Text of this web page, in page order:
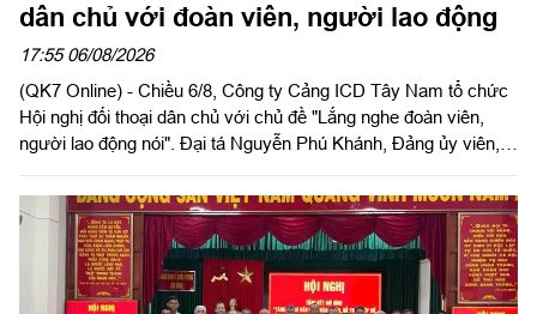
dân chủ với đoàn viên, người lao động
17:55 06/08/2026
(QK7 Online) - Chiều 6/8, Công ty Cảng ICD Tây Nam tổ chức
Hội nghị đối thoại dân chủ với chủ đề "Lắng nghe đoàn viên,
người lao động nói". Đại tá Nguyễn Phú Khánh, Đảng ủy viên,
Thượng tá Nguyễn Ngọc Khánh, Giám đốc Công ty Cảng ICD
Tây Nam chủ trì hội nghị. Dự hội nghị có Đại tá Phạm Thị Thu
Hương, Trưởng phòng Công tác quần chúng, Cục Chính trị
Quân khu 7; Đại tá Trần Thị Mỹ Châu, Phó Tổng giám đốc
Công ty Tây Nam cùng đông đảo cán bộ, đoàn viên, người lao